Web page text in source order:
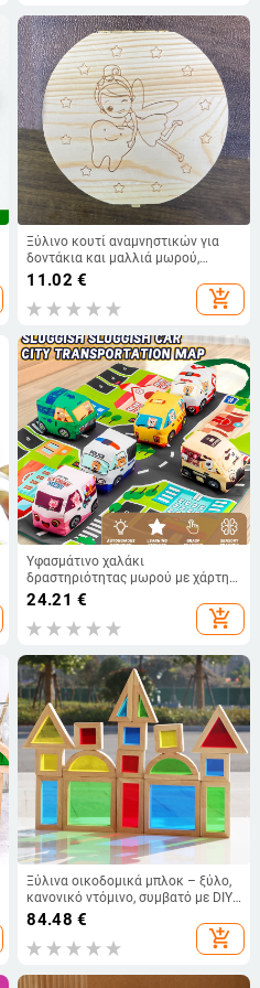
Ξύλινο κουτί αναμνηστικών για
δοντάκια και μαλλιά μωρού,
κατάλληλο για βρέφη 0–3 ετών,
προέλευση Cao County, Heze,
Σαντονγκ
11.02 €
add_shopping_cart
Υφασμάτινο χαλάκι
δραστηριότητας μωρού με χάρτη
παιχνιδιών (Υλικό: ύφασμα;
Ηλικία: 0–3 ετών; Τύπος χαλάκι:
ολοκληρωμένο; Αναπτυξιακά
οπτικό, αισθητήρια; Διαδραστικό)
24.21 €
add_shopping_cart
Ξύλινα οικοδομικά μπλοκ – ξύλο,
κανονικό ντόμινο, συμβατό με DIY,
για παιδιά 4–6 ετών
84.48 €
add_shopping_cart